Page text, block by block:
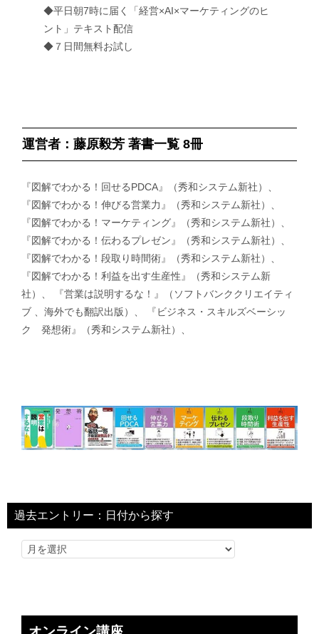
◆平日朝7時に届く「経営×AI×マーケティングのヒ
ント」テキスト配信
◆７日間無料お試し
運営者：藤原毅芳 著書一覧 8冊
『図解でわかる！回せるPDCA』（秀和システム新社）、
『図解でわかる！伸びる営業力』（秀和システム新社）、
『図解でわかる！マーケティング』（秀和システム新社）、
『図解でわかる！伝わるプレゼン』（秀和システム新社）、
『図解でわかる！段取り時間術』（秀和システム新社）、
『図解でわかる！利益を出す生産性』（秀和システム新
社）、 『営業は説明するな！』（ソフトバンククリエイティ
ブ 、海外でも翻訳出版）、 『ビジネス・スキルズベーシッ
ク 発想術』（秀和システム新社）、
過去エントリー：日付から探す